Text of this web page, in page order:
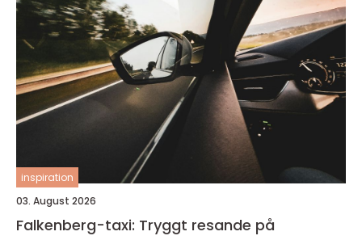
inspiration
03. August 2026
Falkenberg-taxi: Tryggt resande på